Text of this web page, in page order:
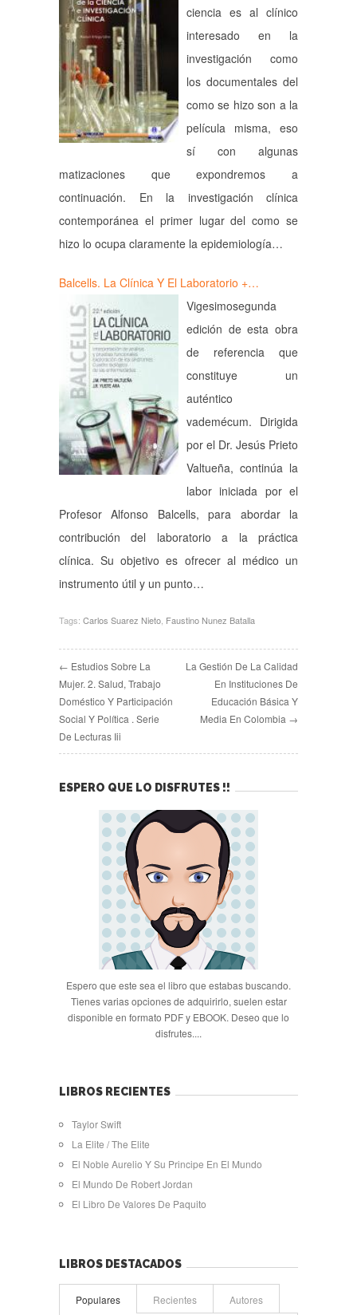
ciencia es al clínico
interesado en la
investigación como
los documentales del
como se hizo son a la
película misma, eso
sí con algunas
matizaciones que expondremos a
continuación. En la investigación clínica
contemporánea el primer lugar del como se
hizo lo ocupa claramente la epidemiología…
Balcells. La Clínica Y El Laboratorio +…
Vigesimosegunda
edición de esta obra
de referencia que
constituye un
auténtico
vademécum. Dirigida
por el Dr. Jesús Prieto
Valtueña, continúa la
labor iniciada por el
Profesor Alfonso Balcells, para abordar la
contribución del laboratorio a la práctica
clínica. Su objetivo es ofrecer al médico un
instrumento útil y un punto…
Tags: Carlos Suarez Nieto Faustino Nunez Batalla
← Estudios Sobre La
Mujer. 2. Salud, Trabajo
Doméstico Y Participación
Social Y Política . Serie
De Lecturas Iii
La Gestión De La Calidad
En Instituciones De
Educación Básica Y
Media En Colombia →
ESPERO QUE LO DISFRUTES !!
Espero que este sea el libro que estabas buscando.
Tienes varias opciones de adquirirlo, suelen estar
disponible en formato PDF y EBOOK. Deseo que lo
disfrutes....
LIBROS RECIENTES
Taylor Swift
La Elite / The Elite
El Noble Aurelio Y Su Principe En El Mundo
El Mundo De Robert Jordan
El Libro De Valores De Paquito
LIBROS DESTACADOS
Populares Recientes Autores